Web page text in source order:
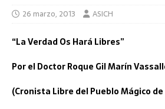
26 marzo, 2013 ASICH
“La Verdad Os Hará Libres”
Por el Doctor Roque Gil Marín
(Cronista Libre del Pueblo Mágico